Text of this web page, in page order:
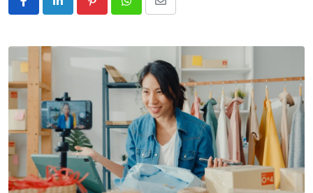
PinterestWhatsappShare
Email